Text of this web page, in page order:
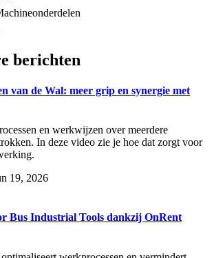
berichten
van de Wal: meer grip en synergie met
en werkwijzen over meerdere
In deze video zie je hoe dat zorgt voor
19, 2026
Bus Industrial Tools dankzij OnRent